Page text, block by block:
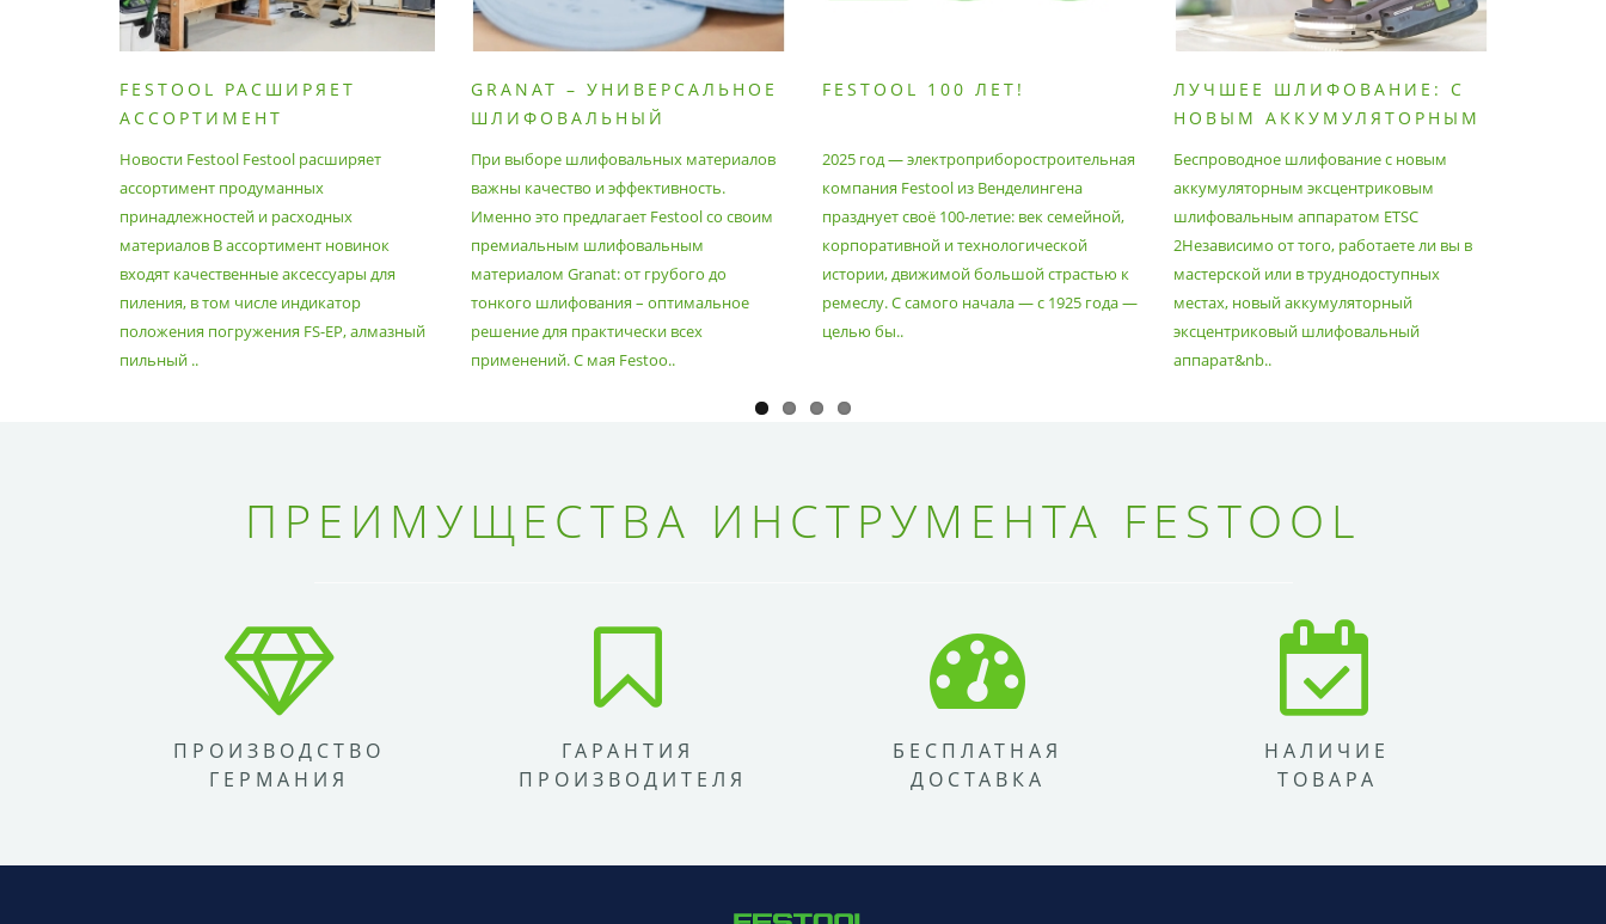
FESTOOL РАСШИРЯЕТ
АССОРТИМЕНТ
ПРИНАДЛЕЖНОСТЕЙ И
РАСХОДНЫХ МАТЕРИАЛОВ
Новости Festool Festool расширяет
ассортимент продуманных
принадлежностей и расходных
материалов В ассортимент новинок
входят качественные аксессуары для
пиления, в том числе индикатор
положения погружения FS-EP, алмазный
пильный ..
GRANAT – УНИВЕРСАЛЬНОЕ
ШЛИФОВАЛЬНЫЙ
При выборе шлифовальных материалов
важны качество и эффективность.
Именно это предлагает Festool со своим
премиальным шлифовальным
материалом Granat: от грубого до
тонкого шлифования – оптимальное
решение для практически всех
применений. С мая Festoo..
FESTOOL 100 ЛЕТ!
2025 год — электроприборостроительная
компания Festool из Венделингена
празднует своё 100-летие: век семейной,
корпоративной и технологической
истории, движимой большой страстью к
ремеслу. С самого начала — с 1925 года —
целью бы..
ЛУЧШЕЕ ШЛИФОВАНИЕ: С
НОВЫМ АККУМУЛЯТОРНЫМ
АППАРАТОМ ETSC2
Беспроводное шлифование с новым
аккумуляторным эксцентриковым
шлифовальным аппаратом ETSC
2Независимо от того, работаете ли вы в
мастерской или в труднодоступных
местах, новый аккумуляторный
эксцентриковый шлифовальный
аппарат&nb..
ПРЕИМУЩЕСТВА ИНСТРУМЕНТА FESTOOL
ПРОИЗВОДСТВО
ГЕРМАНИЯ
ГАРАНТИЯ
ПРОИЗВОДИТЕЛЯ
БЕСПЛАТНАЯ
ДОСТАВКА
НАЛИЧИЕ
ТОВАРА